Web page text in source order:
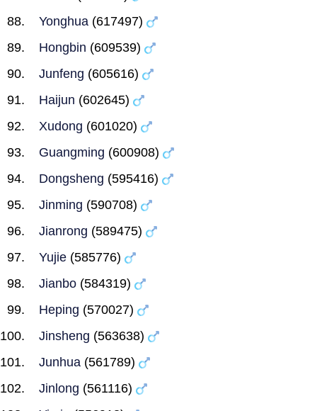
Yonghua (617497)
Hongbin (609539)
Junfeng (605616)
Haijun (602645)
Xudong (601020)
Guangming (600908)
Dongsheng (595416)
Jinming (590708)
Jianrong (589475)
Yujie (585776)
Jianbo (584319)
Heping (570027)
Jinsheng (563638)
Junhua (561789)
Jinlong (561116)